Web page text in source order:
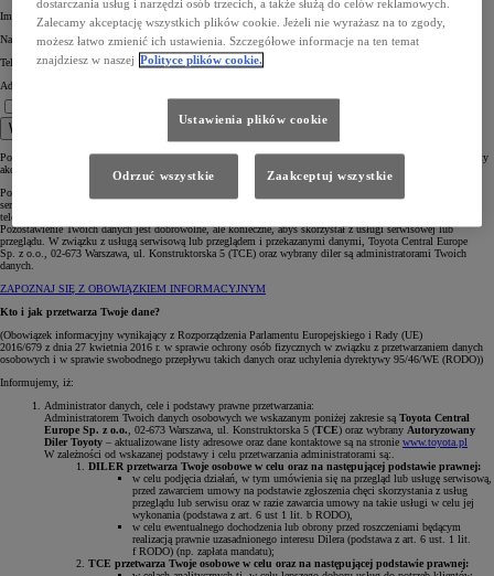
Imię *
Nazwisko *
Telefon komórkowy *
Adres e-mail *
Wyślij
Pola oznaczone * są obowiązkowe, aby wybrany Diler mógł skontaktować się z Tobą w celu omówienia oferty
akcesoryjnej.
Pozostawiasz nam swoje dane osobowe poprzez formularz stanowiący prośbę o umówienie i realizację usługi
serwisowej lub przeglądu. W ten sposób, podajesz nam swoje dane celem skontaktowania się z Tobą
telefonicznie lub mailowo.
Pozostawienie Twoich danych jest dobrowolne, ale konieczne, abyś skorzystał z usługi serwisowej lub
przeglądu. W związku z usługą serwisową lub przeglądem i przekazanymi danymi, Toyota Central Europe
Sp. z o.o., 02-673 Warszawa, ul. Konstruktorska 5 (TCE) oraz wybrany diler są administratorami Twoich
danych.
ZAPOZNAJ SIĘ Z OBOWIĄZKIEM INFORMACYJNYM
Kto i jak przetwarza Twoje dane?
(Obowiązek informacyjny wynikający z Rozporządzenia Parlamentu Europejskiego i Rady (UE)
2016/679 z dnia 27 kwietnia 2016 r. w sprawie ochrony osób fizycznych w związku z przetwarzaniem danych
osobowych i w sprawie swobodnego przepływu takich danych oraz uchylenia dyrektywy 95/46/WE (RODO))
Informujemy, iż:
Administrator danych, cele i podstawy prawne przetwarzania:
Administratorem Twoich danych osobowych we wskazanym poniżej zakresie są Toyota Central
Europe Sp. z o.o. , 02-673 Warszawa, ul. Konstruktorska 5 (TCE) oraz wybrany Autoryzowany
Diler Toyoty – aktualizowane listy adresowe oraz dane kontaktowe są na stronie www.toyota.pl
W zależności od wskazanej podstawy i celu przetwarzania administratorami są:.
DILER przetwarza Twoje osobowe w celu oraz na następującej podstawie prawnej:
w celu podjęcia działań, w tym umówienia się na przegląd lub usługę serwisową,
przed zawarciem umowy na podstawie zgłoszenia chęci skorzystania z usług
przeglądu lub serwisu oraz w razie zawarcia umowy na takie usługi w celu jej
wykonania (podstawa z art. 6 ust 1 lit. b RODO),
w celu ewentualnego dochodzenia lub obrony przed roszczeniami będącym
realizacją prawnie uzasadnionego interesu Dilera (podstawa z art. 6 ust. 1 lit.
f RODO) (np. zapłata mandatu);
TCE przetwarza Twoje osobowe w celu oraz na następującej podstawie prawnej:
dostarczania usług i narzędzi osób trzecich, a także służą do celów reklamowych.
Zalecamy akceptację wszystkich plików cookie. Jeżeli nie wyrażasz na to zgody,
możesz łatwo zmienić ich ustawienia. Szczegółowe informacje na ten temat
znajdziesz w naszej Polityce plików cookie.
Ustawienia plików cookie
Odrzuć wszystkie Zaakceptuj wszystkie